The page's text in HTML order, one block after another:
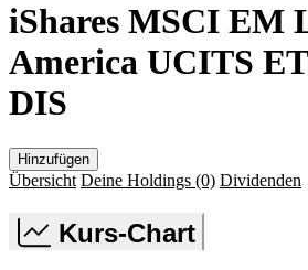
iShares MSCI EM
America UCITS
DIS
Hinzufügen
Übersicht Deine Holdings (0) Dividenden
Kurs-Chart